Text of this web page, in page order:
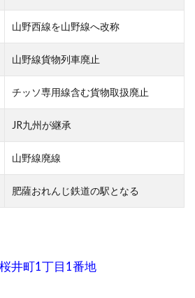
山野西線を山野線へ改称
山野線貨物列車廃止
チッソ専用線含む貨物取扱廃止
JR九州が継承
山野線廃線
肥薩おれんじ鉄道の駅となる
井町1丁目1番地